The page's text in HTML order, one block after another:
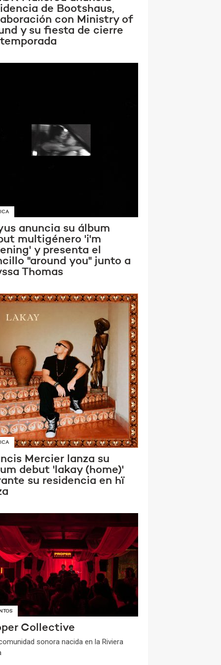
de Bootshaus,
con Ministry of
y su fiesta de cierre
anuncia su álbum
multigénero 'i'm
y presenta el
"around you" junto a
Thomas
Mercier lanza su
debut 'lakay (home)'
su residencia en hï
Collective
sonora nacida en la Riviera